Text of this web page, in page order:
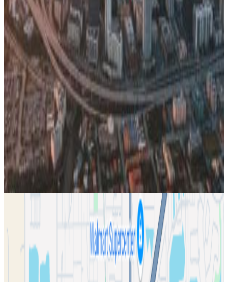
with fully entitled development land, offered through the
acquisition of the existing ownership entity. The
platform provides immediate in-place cash flow with
embedded long-term upside through controlled
residential development.
• 96 Stabilized Residential Units – Miami-Dade County
- 52 Condominiums
- 44 Single-Family Homes
• 2 Stabilized Residential Homes – Lee County
• 82 Fully Entitled Residential Lots – Lee County
場所
Florida City, フロリダ Witheld, アメリカ合衆国